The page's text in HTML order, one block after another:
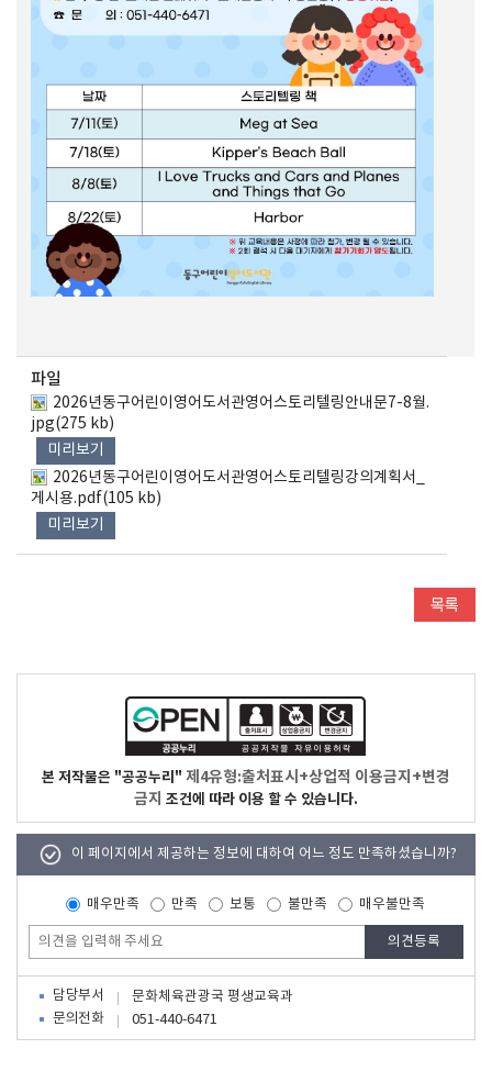
파일
2026년동구어린이영어도서관영어스토리텔링안내문7-8월.
jpg(275 kb)
미리보기
2026년동구어린이영어도서관영어스토리텔링강의계획서_
게시용.pdf(105 kb)
미리보기
본 저작물은 "공공누리" 제4유형:출처표시+상업적 이용금지+변경
금지 조건에 따라 이용 할 수 있습니다.
이 페이지에서 제공하는 정보에 대하여 어느 정도 만족하셨습니까?
매우만족 만족 보통 불만족 매우불만족
담당부서
문화체육관광국 평생교육과
문의전화
051-440-6471